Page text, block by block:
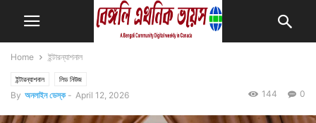
Home ইন্টারন্যাশনাল
ইন্টারন্যাশনাল লিড নিউজ
By অনলাইন ডেস্ক - April 12, 2026 0
144